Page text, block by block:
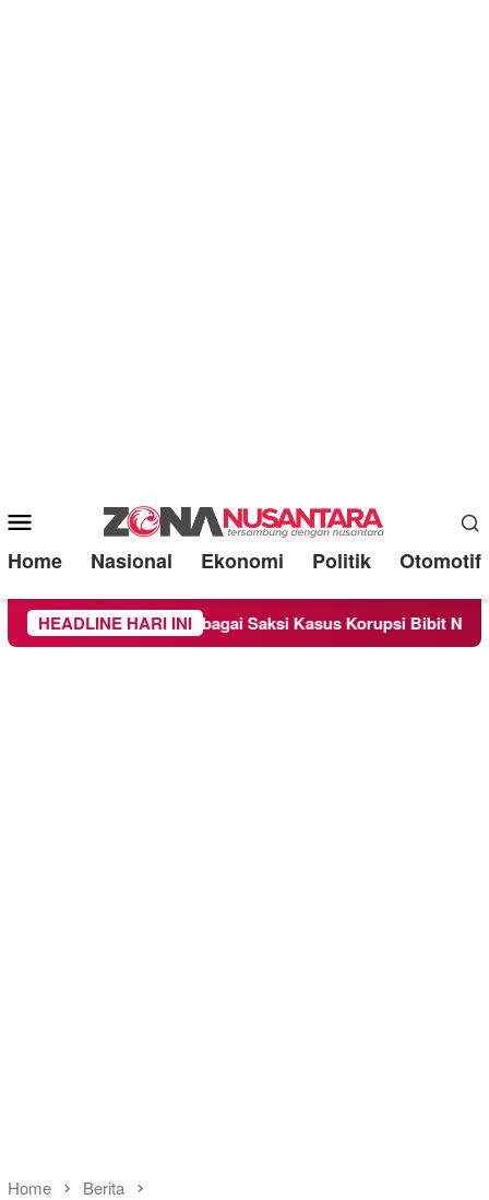
Mobile
Menu
Home Nasional Ekonomi Politik Otomotif
HEADLINE HARI INI
Diperiksa Sebagai Saksi Kasus Korupsi Bibit Nanas Sulsel
Home Berita